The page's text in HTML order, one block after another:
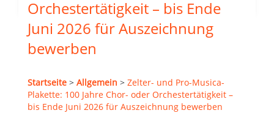
Orchestertätigkeit – bis Ende
Juni 2026 für Auszeichnung
bewerben
Startseite > Allgemein > Zelter- und Pro-Musica-
Plakette: 100 Jahre Chor- oder Orchestertätigkeit –
bis Ende Juni 2026 für Auszeichnung bewerben